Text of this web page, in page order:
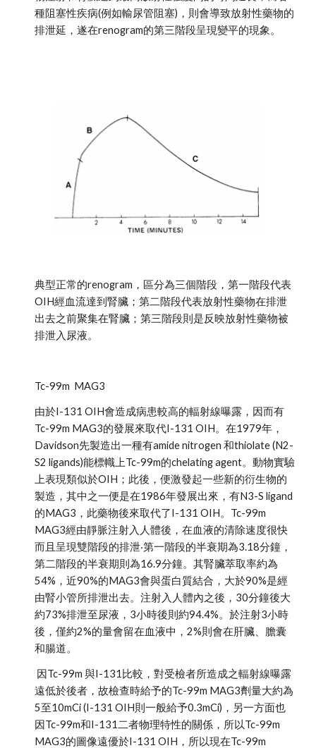
種阻塞性疾病(例如輸尿管阻塞)，則會導致放射性藥物的
排泄延，遂在renogram的第三階段呈現變平的現象。
典型正常的renogram，區分為三個階段，第一階段代表
OIH經血流達到腎臟；第二階段代表放射性藥物在排泄
出去之前聚集在腎臟；第三階段則是反映放射性藥物被
排泄入尿液。
Tc-99m  MAG3
由於I-131 OIH會造成病患較高的輻射線曝露，因而有
Tc-99m MAG3的發展來取代I-131 OIH。在1979年，
Davidson先製造出一種有amide nitrogen 和thiolate (N2-
S2 ligands)能標幟上Tc-99m的chelating agent。動物實驗
上表現類似於OIH；此後，便激發起一些新的衍生物的
製造，其中之一便是在1986年發展出來，有N3-S ligand
的MAG3，此藥物後來取代了I-131 OIH。Tc-99m
MAG3經由靜脈注射入人體後，在血液的清除速度很快
而且呈現雙階段的排泄‧第一階段的半衰期為3.18分鐘，
第二階段的半衰期則為16.9分鐘。其腎臟萃取率約為
54%，近90%的MAG3會與蛋白質結合，大於90%是經
由腎小管所排泄出去。注射入人體內之後，30分鐘後大
約73%排泄至尿液，3小時後則約94.4%。於注射3小時
後，僅約2%的量會留在血液中，2%則會在肝臟、膽囊
和腸道。
遠低於後者，故檢查時給予的Tc-99m MAG3劑量大約為
5至10mCi (I-131 OIH則一般給予0.3mCi)，另一方面也
因Tc-99m和I-131二者物理特性的關係，所以Tc-99m
MAG3的圖像遠優於I-131 OIH，所以現在Tc-99m